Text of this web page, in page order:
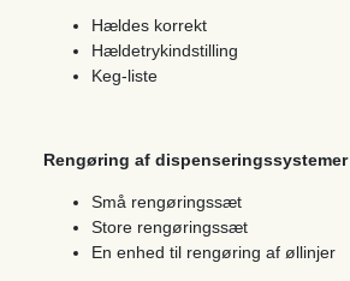
Hældes korrekt
Hældetrykindstilling
Keg-liste
Rengøring af dispenseringssystemer
Små rengøringssæt
Store rengøringssæt
En enhed til rengøring af øllinjer